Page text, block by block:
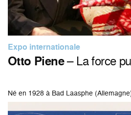
Expo internationale
Otto Piene– La force
Né en 1928 à Bad Laasphe